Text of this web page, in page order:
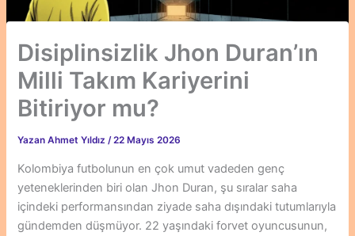
Disiplinsizlik Jhon Duran’ın
Milli Takım Kariyerini
Bitiriyor mu?
Yazan Ahmet Yıldız/22 Mayıs 2026
Kolombiya futbolunun en çok umut vadeden genç
yeteneklerinden biri olan Jhon Duran, şu sıralar saha
içindeki performansından ziyade saha dışındaki tutumlarıyla
gündemden düşmüyor. 22 yaşındaki forvet oyuncusunun,